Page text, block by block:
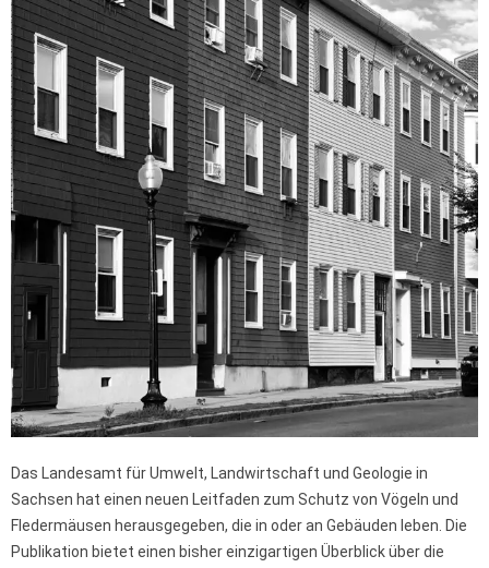
Das Landesamt für Umwelt, Landwirtschaft und Geologie in
Sachsen hat einen neuen Leitfaden zum Schutz von Vögeln und
Fledermäusen herausgegeben, die in oder an Gebäuden leben. Die
Publikation bietet einen bisher einzigartigen Überblick über die